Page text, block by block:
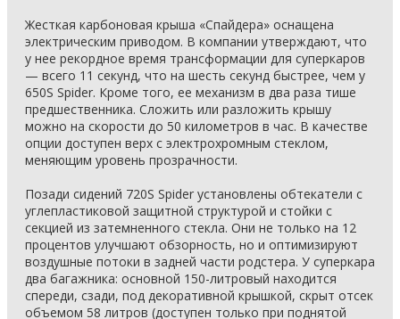
Жесткая карбоновая крыша «Спайдера» оснащена
электрическим приводом. В компании утверждают, что
у нее рекордное время трансформации для суперкаров
— всего 11 секунд, что на шесть секунд быстрее, чем у
650S Spider. Кроме того, ее механизм в два раза тише
предшественника. Сложить или разложить крышу
можно на скорости до 50 километров в час. В качестве
опции доступен верх с электрохромным стеклом,
меняющим уровень прозрачности.
Позади сидений 720S Spider установлены обтекатели с
углепластиковой защитной структурой и стойки с
секцией из затемненного стекла. Они не только на 12
процентов улучшают обзорность, но и оптимизируют
воздушные потоки в задней части родстера. У суперкара
два багажника: основной 150-литровый находится
спереди, сзади, под декоративной крышкой, скрыт отсек
объемом 58 литров (доступен только при поднятой